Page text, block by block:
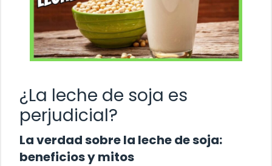
¿La leche de soja es
perjudicial?
La verdad sobre la leche de soja:
beneficios y mitos